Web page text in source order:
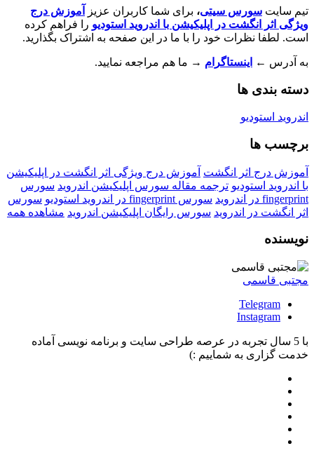
سیتی،برای شما کاربران عزیزآموزش درج
در اپلیکیشن با اندروید استودیو را فراهم کرده
خود را با ما در این صفحه به اشتراک بگذارید .
→ ما هم مراجعه نمایید.
انگشت آموزش درج ویژگی اثر انگشت در اپلیکیشن
ترجمه مقاله سورس اپلیکیشن اندروید سورس
سورس fingerprint در اندروید استودیو
سورس
سورس رایگان اپلیکیشن اندروید مشاهده همه
در عرصه طراحی سایت و برنامه نویسی آماده
شماییم :)